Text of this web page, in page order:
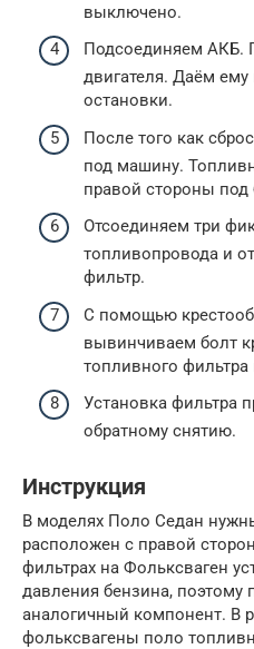
выключено.
Подсоединяем АКБ.
двигателя. Даём
остановки.
После того как
под машину.
правой стороны под
Отсоединяем три
топливопровода и
фильтр.
С помощью
вывинчиваем болт
топливного
Установка фильтра
обратному снятию.
Инструкция
В моделях Поло Седан
расположен с правой
фильтрах на Фольксваген
давления бензина, поэтому
аналогичный компонент. В
фольксвагены поло